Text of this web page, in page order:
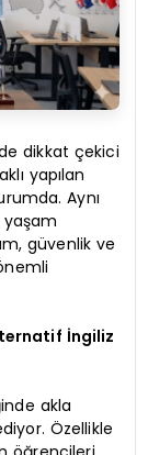
dikkat çekici
yapılan
Aynı
yaşam
güvenlik ve
İngiliz
akla
Özellikle